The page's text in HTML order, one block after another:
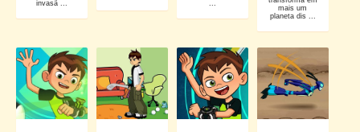
invasã ...
...
mais um
planeta dis ...